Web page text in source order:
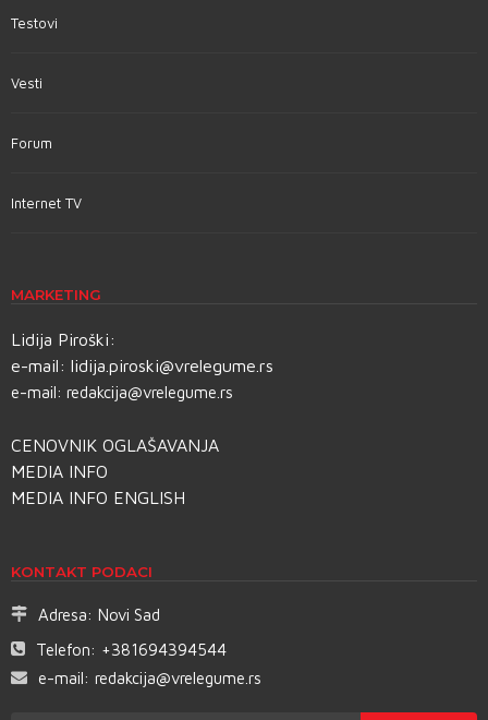
Testovi
Vesti
Forum
Internet TV
MARKETING
Lidija Piroški:
e-mail: lidija.piroski@vrelegume.rs
e-mail: redakcija@vrelegume.rs
CENOVNIK OGLAŠAVANJA
MEDIA INFO
MEDIA INFO ENGLISH
KONTAKT PODACI
Adresa: Novi Sad
Telefon: +381694394544
e-mail: redakcija@vrelegume.rs